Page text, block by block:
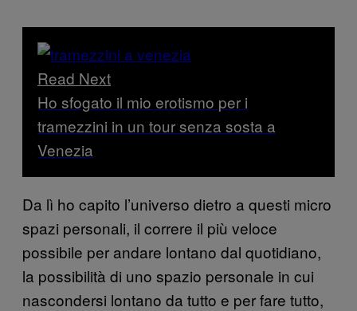
Read Next
Ho sfogato il mio erotismo per i
tramezzini in un tour senza sosta a
Venezia
Da lì ho capito l’universo dietro a questi micro
spazi personali, il correre il più veloce
possibile per andare lontano dal quotidiano,
la possibilità di uno spazio personale in cui
nascondersi lontano da tutto e per fare tutto,